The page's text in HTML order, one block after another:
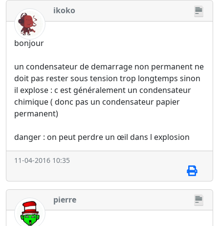
ikoko
bonjour
un condensateur de demarrage non permanent ne
doit pas rester sous tension trop longtemps sinon
il explose : c est généralement un condensateur
chimique ( donc pas un condensateur papier
permanent)
danger : on peut perdre un œil dans l explosion
11-04-2016 10:35
pierre